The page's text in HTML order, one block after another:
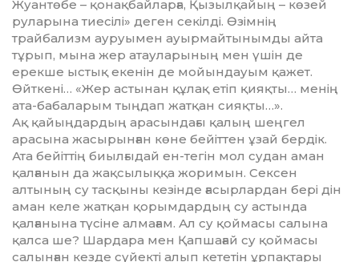
Жуантөбе – қонақбайларға, Қызылқайың – көзей
руларына тиесілі» деген секілді. Өзімнің
трайбализм ауруымен ауырмайты­нымды айта
тұрып, мына жер ат­ау­ларының мен үшін де
ерекше ыстық екенін де мойындауым қажет.
Өйткені… «Жер астынан құлақ етіп қияқты… менің
ата-ба­ба­ларым тыңдап жатқан сияқты…».
Ақ қайыңдардың арасындағы қалың шеңгел
арасына жасы­рын­ған көне бейіттен ұзай бердік.
Ата бейіттің биылғыдай ен-тегін мол судан аман
қалғанын да жақсы­лық­қа жоримын. Сексен
алтының су тасқыны кезінде ғасырлардан бері дін
аман келе жатқан қорым­дардың су астында
қалғанына түсіне алмағам. Ал су қоймасы салына
қалса ше? Шардара мен Қапшағай су қоймасы
салынған кезде сүйекті алып кететін ұрпақ­тары